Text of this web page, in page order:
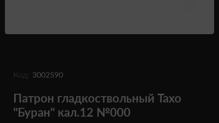
Код: 3002590
Патрон гладкоствольный Тахо
"Буран" кал.12 №000